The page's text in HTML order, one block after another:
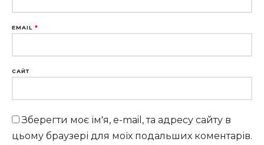
EMAIL *
САЙТ
Зберегти моє ім'я, e-mail, та адресу сайту в
цьому браузері для моїх подальших коментарів.